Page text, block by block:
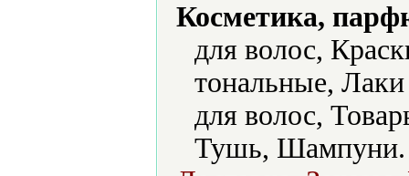
Косметика,
для волос,
тональные,
для волос,
Тушь,